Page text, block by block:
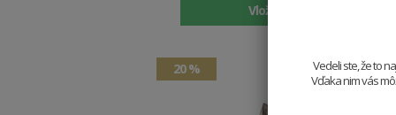
Vložiť do košíka
20 %
Vedeli ste, že to
Vďaka nim vás